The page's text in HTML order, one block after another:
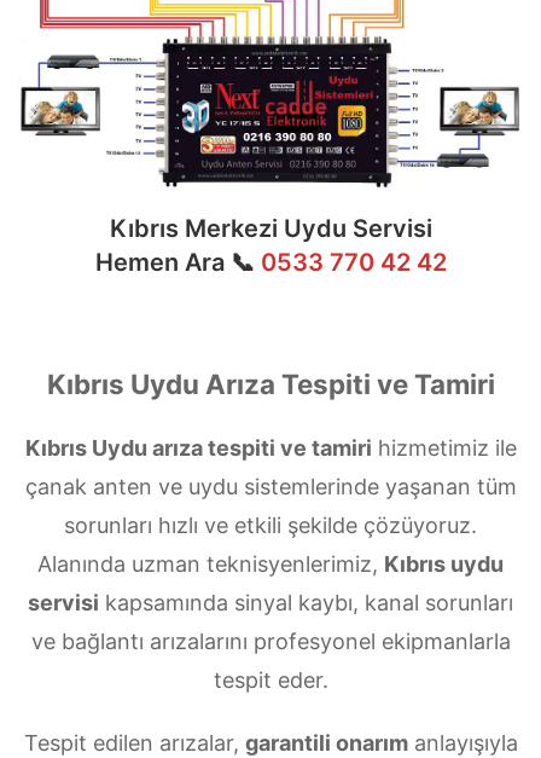
Kıbrıs Merkezi Uydu Servisi
Hemen Ara 📞 0533 770 42 42
Kıbrıs Uydu Arıza Tespiti ve Tamiri
Kıbrıs Uydu arıza tespiti ve tamiri hizmetimiz ile
çanak anten ve uydu sistemlerinde yaşanan tüm
sorunları hızlı ve etkili şekilde çözüyoruz.
Alanında uzman teknisyenlerimiz, Kıbrıs uydu
servisi kapsamında sinyal kaybı, kanal sorunları
ve bağlantı arızalarını profesyonel ekipmanlarla
tespit eder.
Tespit edilen arızalar, garantili onarımanlayışıyla